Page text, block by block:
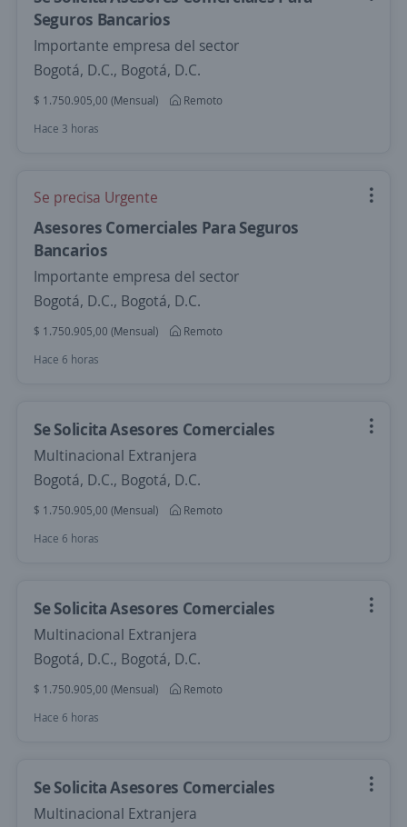
Seguros Bancarios
Importante empresa del sector
Bogotá, D.C., Bogotá, D.C.
$ 1.750.905,00 (Mensual)
Remoto
Hace 3 horas
Se precisa Urgente
Asesores Comerciales Para Seguros
Bancarios
Importante empresa del sector
Bogotá, D.C., Bogotá, D.C.
$ 1.750.905,00 (Mensual)
Remoto
Hace 6 horas
Se Solicita Asesores Comerciales
Multinacional Extranjera
Bogotá, D.C., Bogotá, D.C.
$ 1.750.905,00 (Mensual)
Remoto
Hace 6 horas
Se Solicita Asesores Comerciales
Multinacional Extranjera
Bogotá, D.C., Bogotá, D.C.
$ 1.750.905,00 (Mensual)
Remoto
Hace 6 horas
Se Solicita Asesores Comerciales
Multinacional Extranjera